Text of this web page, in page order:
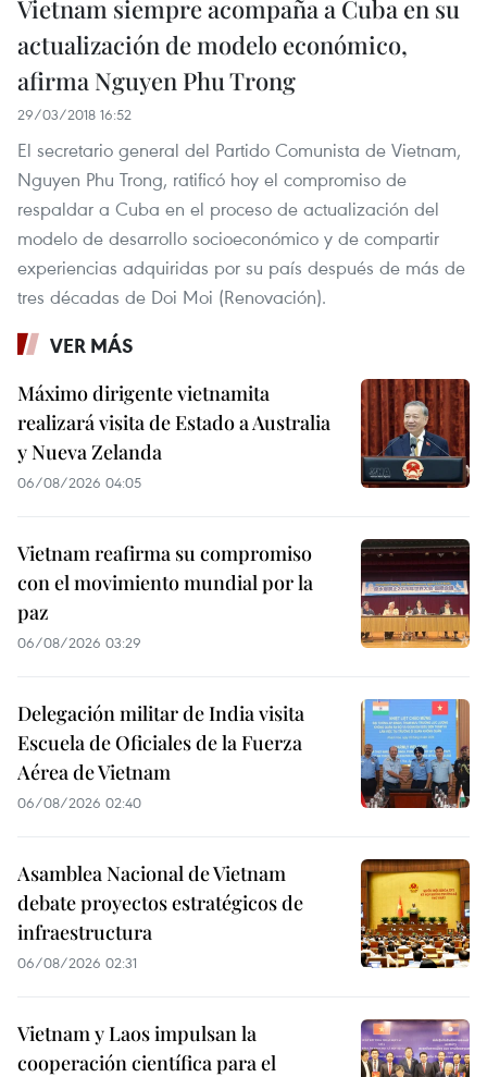
Vietnam siempre acompaña a Cuba en su
actualización de modelo económico,
afirma Nguyen Phu Trong
29/03/2018 16:52
El secretario general del Partido Comunista de Vietnam,
Nguyen Phu Trong, ratificó hoy el compromiso de
respaldar a Cuba en el proceso de actualización del
modelo de desarrollo socioeconómico y de compartir
experiencias adquiridas por su país después de más de
tres décadas de Doi Moi (Renovación).
VER MÁS
Máximo dirigente vietnamita
realizará visita de Estado a Australia
y Nueva Zelanda
06/08/2026 04:05
Vietnam reafirma su compromiso
con el movimiento mundial por la
paz
06/08/2026 03:29
Delegación militar de India visita
Escuela de Oficiales de la Fuerza
Aérea de Vietnam
06/08/2026 02:40
Asamblea Nacional de Vietnam
debate proyectos estratégicos de
infraestructura
06/08/2026 02:31
Vietnam y Laos impulsan la
cooperación científica para el